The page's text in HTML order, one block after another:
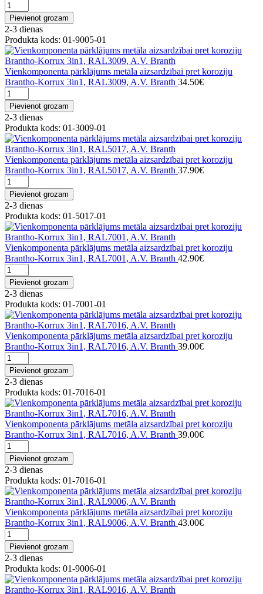
Pievienot grozam
2-3 dienas
Produkta kods: 01-9005-01
Vienkomponenta pārklājums metāla aizsardzībai pret koroziju
Brantho-Korrux 3in1, RAL3009, A.V. Branth 34.50€
Pievienot grozam
2-3 dienas
Produkta kods: 01-3009-01
Vienkomponenta pārklājums metāla aizsardzībai pret koroziju
Brantho-Korrux 3in1, RAL5017, A.V. Branth 37.90€
Pievienot grozam
2-3 dienas
Produkta kods: 01-5017-01
Vienkomponenta pārklājums metāla aizsardzībai pret koroziju
Brantho-Korrux 3in1, RAL7001, A.V. Branth 42.90€
Pievienot grozam
2-3 dienas
Produkta kods: 01-7001-01
Vienkomponenta pārklājums metāla aizsardzībai pret koroziju
Brantho-Korrux 3in1, RAL7016, A.V. Branth 39.00€
Pievienot grozam
2-3 dienas
Produkta kods: 01-7016-01
Vienkomponenta pārklājums metāla aizsardzībai pret koroziju
Brantho-Korrux 3in1, RAL7016, A.V. Branth 39.00€
Pievienot grozam
2-3 dienas
Produkta kods: 01-7016-01
Vienkomponenta pārklājums metāla aizsardzībai pret koroziju
Brantho-Korrux 3in1, RAL9006, A.V. Branth 43.00€
Pievienot grozam
2-3 dienas
Produkta kods: 01-9006-01